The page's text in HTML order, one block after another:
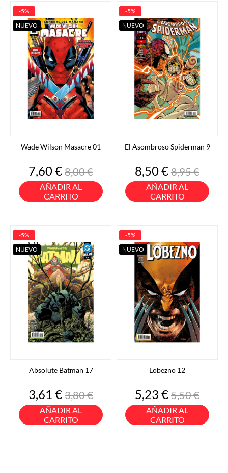
Wade Wilson Masacre 01
Precio
7,60 €Precio
base
8,00 €
AÑADIR AL
CARRITO
-5%
NUEVO
El Asombroso Spiderman 9
Precio
8,50 €Precio
base
8,95 €
AÑADIR AL
CARRITO
-5%
NUEVO
Absolute Batman 17
Precio
3,61 €Precio
base
3,80 €
AÑADIR AL
CARRITO
-5%
NUEVO
Lobezno 12
Precio
5,23 €Precio
base
5,50 €
AÑADIR AL
CARRITO
-5%
NUEVO